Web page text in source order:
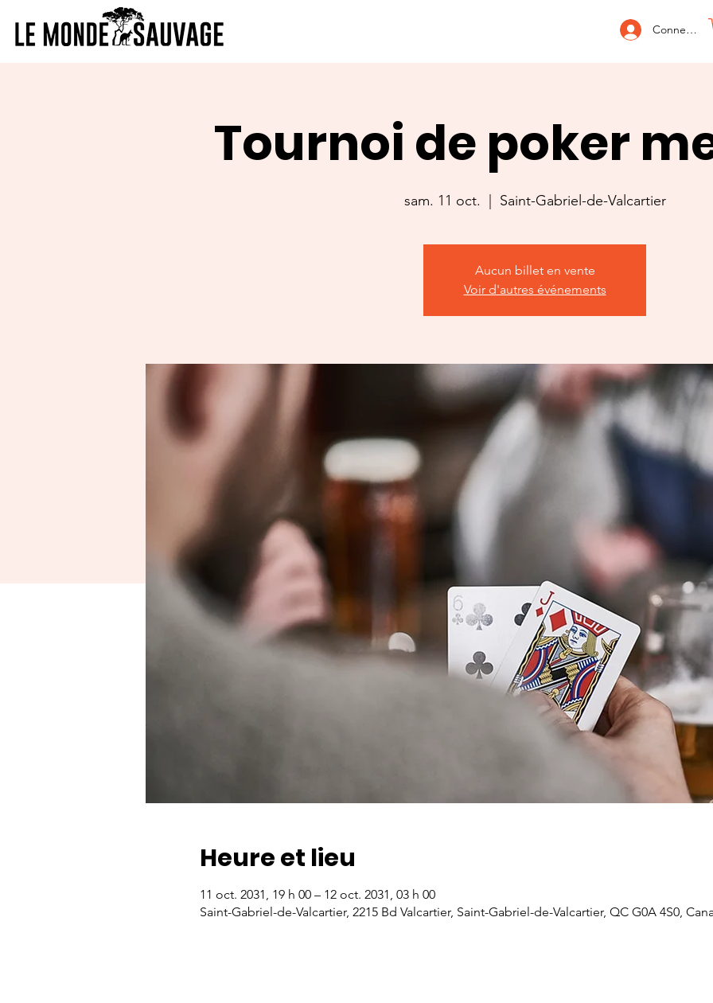
Connexion
Tournoi de poker
sam. 11 oct.
  |
Saint-Gabriel-de-Valcartier
Aucun billet en vente
Voir d'autres événements
Heure et lieu
11 oct. 2031, 19 h 00 – 12 oct. 2031, 03 h 00
Saint-Gabriel-de-Valcartier, 2215 Bd Valcartier, Saint-Gabriel-de-Valcartier, QC G0A 4S0,